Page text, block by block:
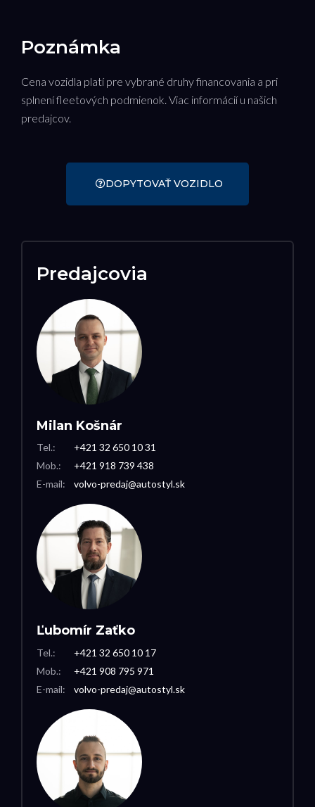
Poznámka
Cena vozidla platí pre vybrané druhy financovania a pri
splnení fleetových podmienok. Viac informácií u našich
predajcov.
DOPYTOVAŤ VOZIDLO
Predajcovia
Milan Košnár
Tel.:
Mob.:
E-mail:
+421 32 650 10 31
+421 918 739 438
volvo-predaj@autostyl.sk
Ľubomír Zaťko
Tel.:
Mob.:
E-mail:
+421 32 650 10 17
+421 908 795 971
volvo-predaj@autostyl.sk